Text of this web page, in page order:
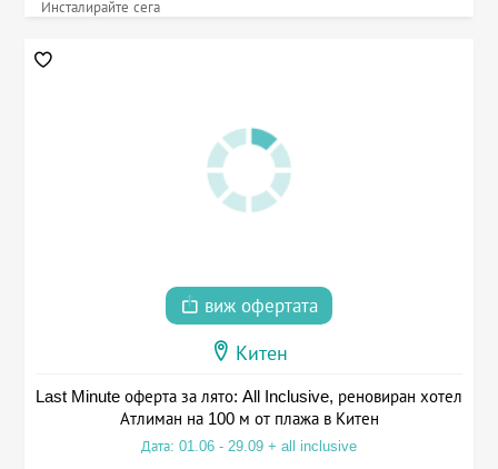
Инсталирайте сега
виж офертата
Китен
Last Minute оферта за лято: All Inclusive, реновиран хотел
Атлиман на 100 м от плажа в Китен
Дата: 01.06 - 29.09 + all inclusive